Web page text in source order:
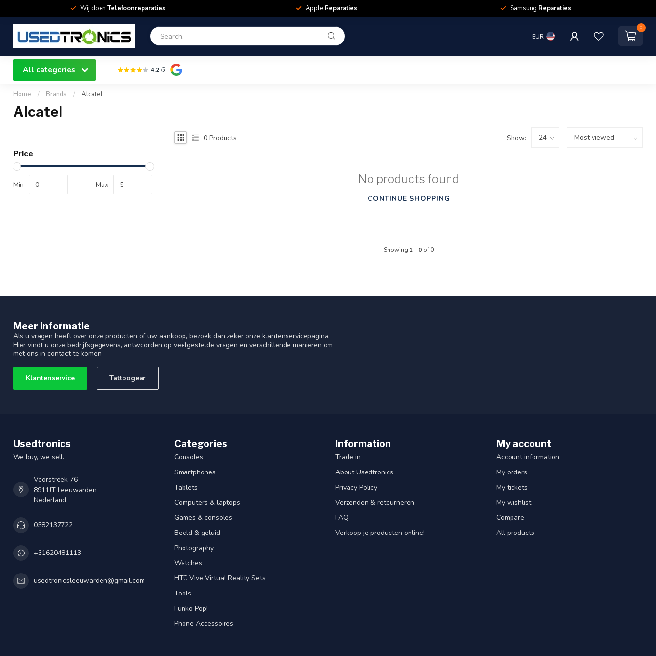
Wij doen Telefoonreparaties Apple Reparaties Samsung Reparaties
EUR
0
All categories 4.2/5
Home / Brands / Alcatel
Alcatel
Price
Min Max
0 Products Show:
No products found
CONTINUE SHOPPING
Showing 1- 0of 0
Meer informatie
Als u vragen heeft over onze producten of uw aankoop, bezoek dan zeker onze klantenservicepagina.
Hier vindt u onze bedrijfsgegevens, antwoorden op veelgestelde vragen en verschillende manieren om
met ons in contact te komen.
Klantenservice Tattoogear
Usedtronics
We buy, we sell.
Voorstreek 76
8911JT Leeuwarden
Nederland
0582137722
+31620481113
usedtronicsleeuwarden@gmail.com
Categories
Consoles
Smartphones
Tablets
Computers & laptops
Games & consoles
Beeld & geluid
Photography
Watches
HTC Vive Virtual Reality Sets
Tools
Funko Pop!
Phone Accessoires
Information
Trade in
About Usedtronics
Privacy Policy
Verzenden & retourneren
FAQ
Verkoop je producten online!
My account
Account information
My orders
My tickets
My wishlist
Compare
All products